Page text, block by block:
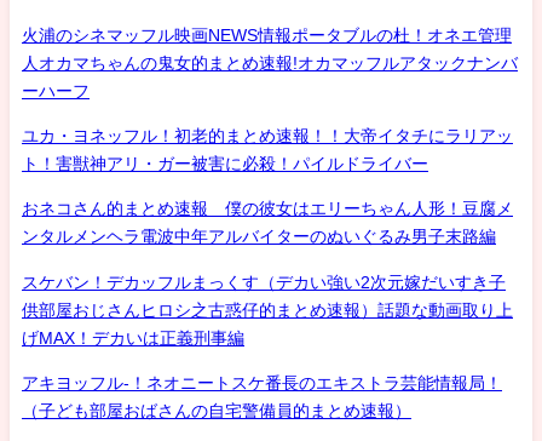
火浦のシネマッフル映画NEWS情報ポータブルの杜！オネエ管理
人オカマちゃんの鬼女的まとめ速報!オカマッフルアタックナンバ
ーハーフ
ユカ・ヨネッフル！初老的まとめ速報！！大帝イタチにラリアッ
ト！害獣神アリ・ガー被害に必殺！パイルドライバー
おネコさん的まとめ速報 僕の彼女はエリーちゃん人形！豆腐メ
ンタルメンヘラ電波中年アルバイターのぬいぐるみ男子末路編
スケバン！デカッフルまっくす（デカい強い2次元嫁だいすき子
供部屋おじさんヒロシ之古惑仔的まとめ速報）話題な動画取り上
げMAX！デカいは正義刑事編
アキヨッフル-！ネオニートスケ番長のエキストラ芸能情報局！
（子ども部屋おばさんの自宅警備員的まとめ速報）